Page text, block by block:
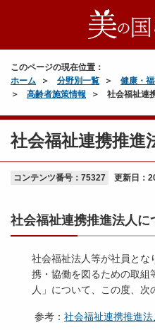
このページの現在位置：
ホーム
分野別一覧 健康・
高齢者施策情報
社会福祉連
社会福祉連携推進
コンテンツ番号：75327 更新日：
社会福祉連携推進法人に
社会福祉法人等が社員とな
携・協働を図るための取組
人」について、この度、次
参考： 社会福祉連携推進法